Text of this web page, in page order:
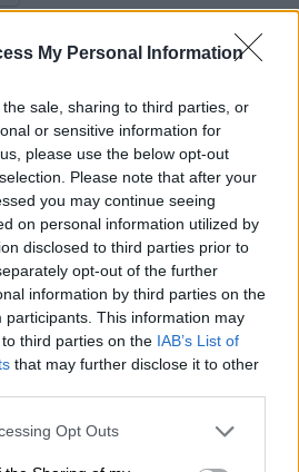
My Personal Information
sale, sharing to third parties, or
or sensitive information for
please use the below opt-out
Please note that after your
you may continue seeing
on personal information utilized by
disclosed to third parties prior to
opt-out of the further
information by third parties on the
participants. This information may
third parties on the IAB’s List of
that may further disclose it to other
Opt Outs
ΔΗΜΟΦΙΛΗ